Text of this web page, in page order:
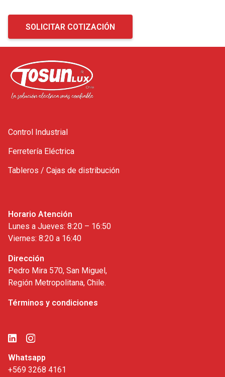
SOLICITAR COTIZACIÓN
Control Industrial
Ferretería Eléctrica
Tableros / Cajas de distribución
Horario Atención
Lunes a Jueves: 8:20 – 16:50
Viernes: 8:20 a 16:40
Dirección
Pedro Mira 570, San Miguel,
Región Metropolitana, Chile.
Términos y condiciones
Whatsapp
+569 3268 4161